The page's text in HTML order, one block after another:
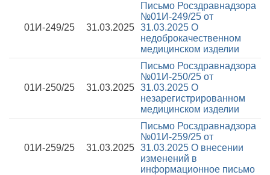
01И-249/25 31.03.2025
Письмо Росздравнадзора
№01И-249/25 от
31.03.2025 О
недоброкачественном
медицинском изделии
01И-250/25 31.03.2025
Письмо Росздравнадзора
№01И-250/25 от
31.03.2025 О
незарегистрированном
медицинском изделии
01И-259/25 31.03.2025
Письмо Росздравнадзора
№01И-259/25 от
31.03.2025 О внесении
изменений в
информационное письмо